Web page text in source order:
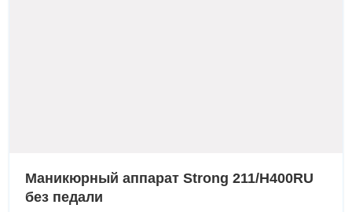
Маникюрный аппарат Strong 211/H400RU
без педали